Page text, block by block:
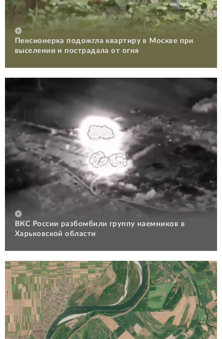
Пенсионерка подожгла квартиру в Москве при
выселении и пострадала от огня
ВКС России разбомбили группу наемников в
Харьковской области